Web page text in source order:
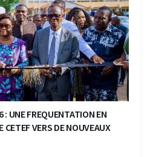
: UNE FREQUENTATION EN
CETEF VERS DE NOUVEAUX